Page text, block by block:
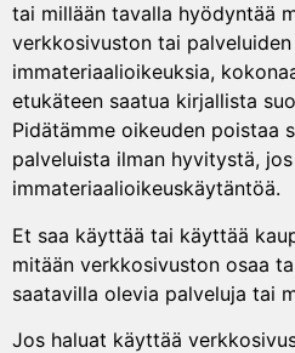
tai millään tavalla hyödyntää
verkkosivuston tai
immateriaalioikeuksia,
etukäteen saatua kirjallista
Pidätämme oikeuden poistaa
palveluista ilman hyvitystä,
immateriaalioikeuskäytäntöä.
Et saa käyttää tai käyttää
mitään verkkosivuston osaa
saatavilla olevia palveluja tai
Jos haluat käyttää